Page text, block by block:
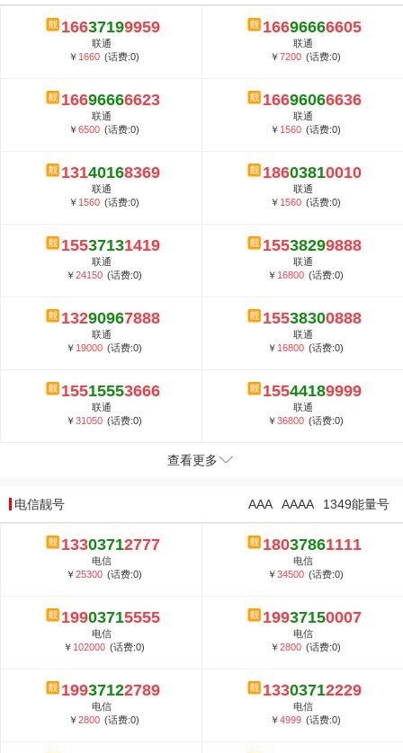
16637199959
联通
￥ 1660 (话费:0)
16696666605
联通
￥7200 (话费:0)
16696666623
联通
￥6500 (话费:0)
16696066636
联通
￥ 1560 (话费:0)
13140168369
联通
￥ 1560 (话费:0)
18603810010
联通
￥ 1560 (话费:0)
15537131419
联通
￥24150 (话费:0)
15538299888
联通
￥ 16800 (话费:0)
13290967888
联通
￥ 19000 (话费:0)
15538300888
联通
￥ 16800 (话费:0)
15515553666
联通
￥31050 (话费:0)
15544189999
联通
￥36800 (话费:0)
查看更多
电信靓号 1349能量号
AAAA
AAA
13303712777
电信
￥25300 (话费:0)
18037861111
电信
￥34500 (话费:0)
19903715555
电信
￥ 102000 (话费:0)
19937150007
电信
￥2800 (话费:0)
19937122789
电信
￥2800 (话费:0)
13303712229
电信
￥4999 (话费:0)